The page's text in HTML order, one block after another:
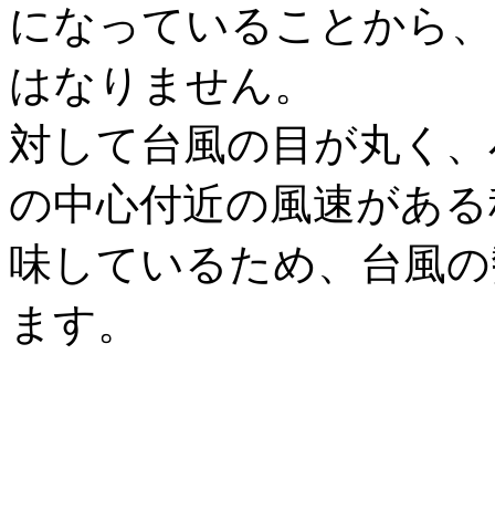
になっていることから
はなりません。
対して台風の目が丸く
の中心付近の風速があ
味しているため、台風
ます。